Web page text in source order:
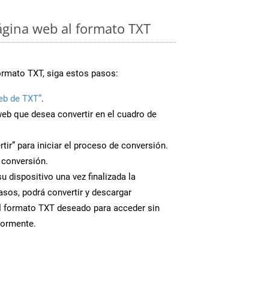
web al formato TXT
TXT, siga estos pasos:
de TXT”.
que desea convertir en el cuadro de
para iniciar el proceso de conversión.
dispositivo una vez finalizada la
podrá convertir y descargar
TXT deseado para acceder sin